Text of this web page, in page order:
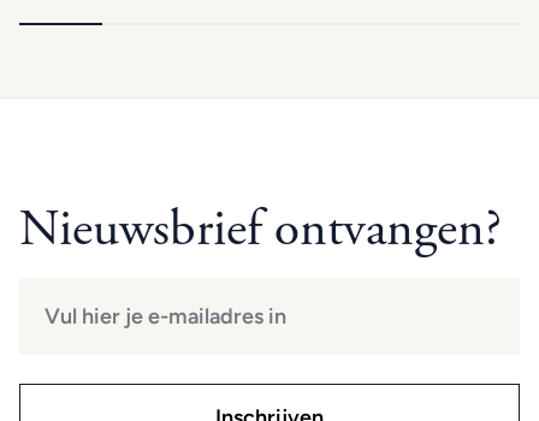
Nieuwsbrief ontvangen?